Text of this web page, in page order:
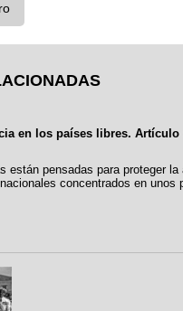
en los países libres. Artículo
están pensadas para proteger la
concentrados en unos